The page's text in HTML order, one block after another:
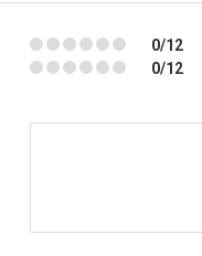
0/12
0/12